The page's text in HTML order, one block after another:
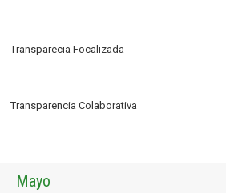
Transparecia Focalizada
Transparencia Colaborativa
Mayo